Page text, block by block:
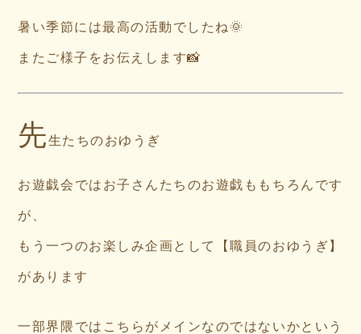
暑い季節には最高の活動でしたね🌞
またご様子をお伝えします📸
先生たちのおゆうぎ
お遊戯会ではお子さんたちのお遊戯ももちろんです
が、
もう一つのお楽しみ企画として【職員のおゆうぎ】
があります
一部界隈ではこちらがメインなのではないかという